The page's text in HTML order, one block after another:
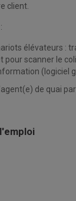
client.
élévateurs :
pour scanner le
(logiciel
de quai